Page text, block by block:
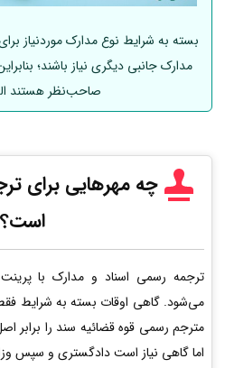
بسته به شرایط نوع مدارک موردنیاز
مدارک جانبی دیگری نیاز باشند؛
صاحب‌نظر هستند
چه مهرهایی برای
است؟
ترجمه رسمی اسناد و مدارک با
می‌شود. گاهی اوقات بسته به شرایط
مترجم رسمی قوه قضائیه سند را برابر
اما گاهی نیاز است دادگستری و سپس